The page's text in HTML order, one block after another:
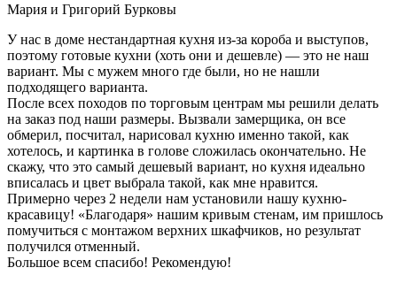
Мария и Григорий Бурковы
У нас в доме нестандартная кухня из-за короба и выступов,
поэтому готовые кухни (хоть они и дешевле) — это не наш
вариант. Мы с мужем много где были, но не нашли
подходящего варианта.
После всех походов по торговым центрам мы решили делать
на заказ под наши размеры. Вызвали замерщика, он все
обмерил, посчитал, нарисовал кухню именно такой, как
хотелось, и картинка в голове сложилась окончательно. Не
скажу, что это самый дешевый вариант, но кухня идеально
вписалась и цвет выбрала такой, как мне нравится.
Примерно через 2 недели нам установили нашу кухню-
красавицу! «Благодаря» нашим кривым стенам, им пришлось
помучиться с монтажом верхних шкафчиков, но результат
получился отменный.
Большое всем спасибо! Рекомендую!